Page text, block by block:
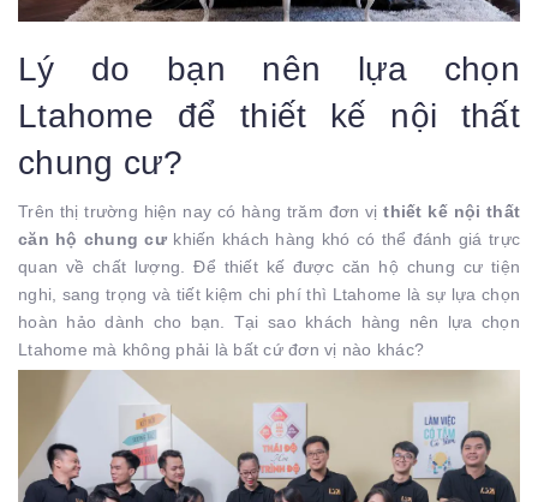
Lý do bạn nên lựa chọn
Ltahome để thiết kế nội thất
chung cư?
Trên thị trường hiện nay có hàng trăm đơn vị thiết kế nội thất
căn hộ chung cư khiến khách hàng khó có thể đánh giá trực
quan về chất lượng. Để thiết kế được căn hộ chung cư tiện
nghi, sang trọng và tiết kiệm chi phí thì Ltahome là sự lựa chọn
hoàn hảo dành cho bạn. Tại sao khách hàng nên lựa chọn
Ltahome mà không phải là bất cứ đơn vị nào khác?